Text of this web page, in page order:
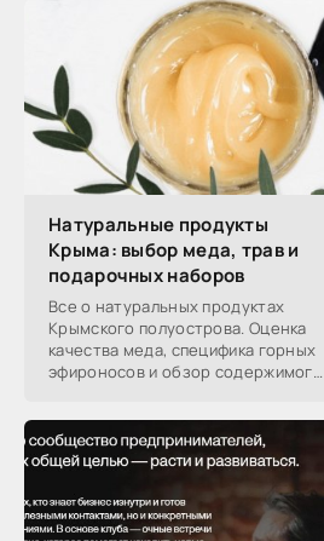
Натуральные продукты
Крыма: выбор меда, трав и
подарочных наборов
Все о натуральных продуктах
Крымского полуострова. Оценка
качества меда, специфика горных
эфироносов и обзор содержимого
производителей.